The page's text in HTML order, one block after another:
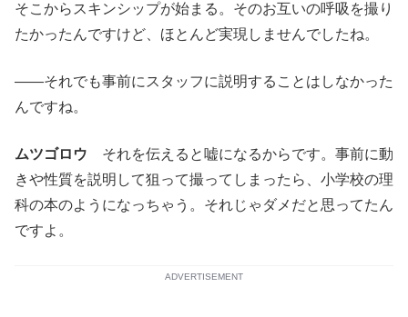
そこからスキンシップが始まる。そのお互いの呼吸を撮り
たかったんですけど、ほとんど実現しませんでしたね。
――それでも事前にスタッフに説明することはしなかった
んですね。
ムツゴロウ それを伝えると嘘になるからです。事前に動
きや性質を説明して狙って撮ってしまったら、小学校の理
科の本のようになっちゃう。それじゃダメだと思ってたん
ですよ。
ADVERTISEMENT